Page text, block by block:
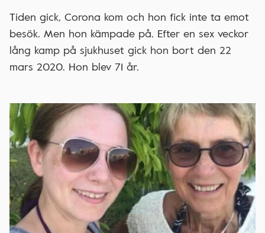
Tiden gick, Corona kom och hon fick inte ta emot
besök. Men hon kämpade på. Efter en sex veckor
lång kamp på sjukhuset gick hon bort den 22
mars 2020. Hon blev 71 år.